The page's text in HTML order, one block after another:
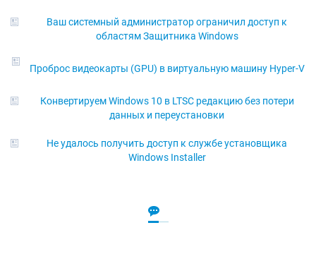
Ваш системный администратор ограничил доступ к
областям Защитника Windows
Проброс видеокарты (GPU) в виртуальную машину Hyper-V
Конвертируем Windows 10 в LTSC редакцию без потери
данных и переустановки
Не удалось получить доступ к службе установщика
Windows Installer